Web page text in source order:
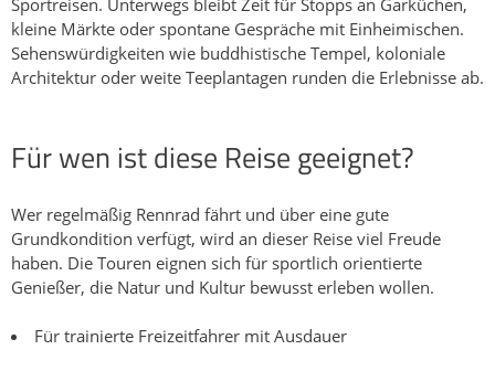
kleine Märkte oder spontane Gespräche mit Einheimischen.
Sehenswürdigkeiten wie buddhistische Tempel, koloniale
Architektur oder weite Teeplantagen runden die Erlebnisse ab.
Für wen ist diese Reise geeignet?
Wer regelmäßig Rennrad fährt und über eine gute
Grundkondition verfügt, wird an dieser Reise viel Freude
haben. Die Touren eignen sich für sportlich orientierte
Genießer, die Natur und Kultur bewusst erleben wollen.
Für trainierte Freizeitfahrer mit Ausdauer